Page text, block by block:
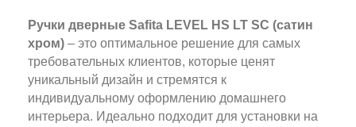
Ручки дверные Safita LEVEL HS LT SC (сатин
хром) – это оптимальное решение для самых
требовательных клиентов, которые ценят
уникальный дизайн и стремятся к
индивидуальному оформлению домашнего
интерьера. Идеально подходит для установки на